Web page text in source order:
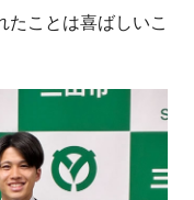
たことは喜ばしいこ